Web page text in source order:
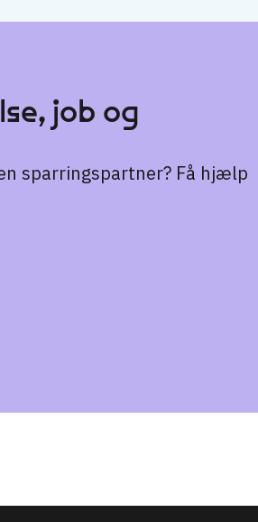
job og
sparringspartner? Få hjælp